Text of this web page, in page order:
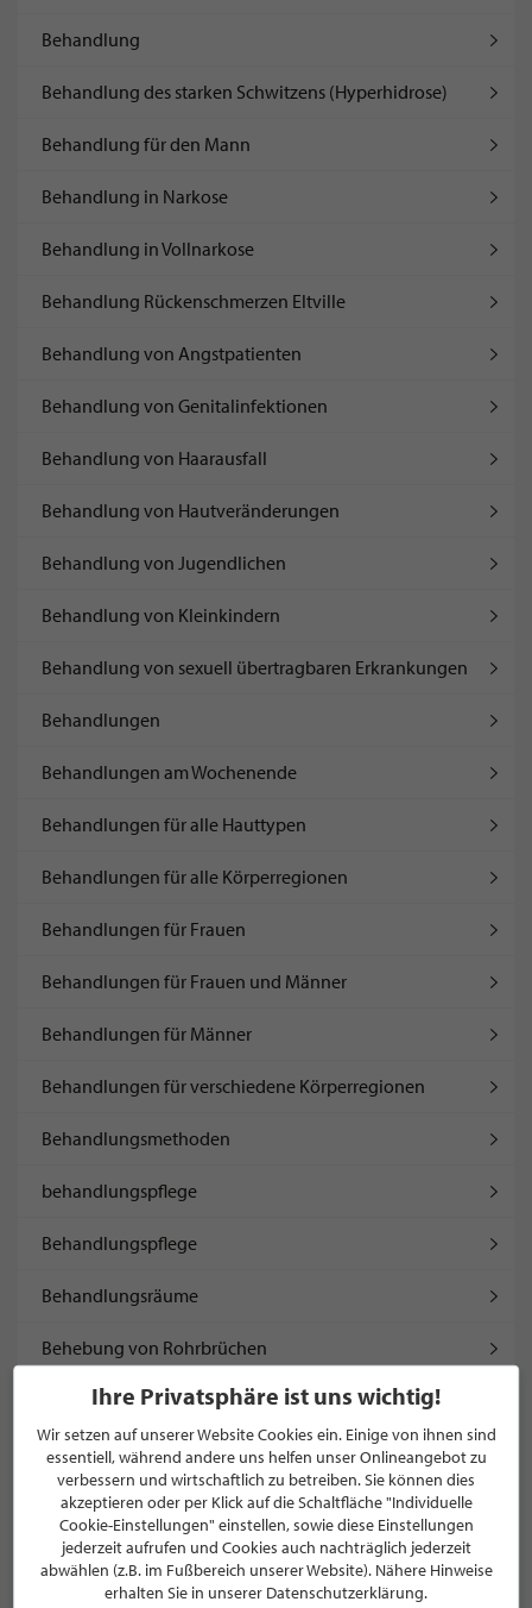
Behandlung
Behandlung des starken Schwitzens (Hyperhidrose)
Behandlung für den Mann
Behandlung in Narkose
Behandlung in Vollnarkose
Behandlung Rückenschmerzen Eltville
Behandlung von Angstpatienten
Behandlung von Genitalinfektionen
Behandlung von Haarausfall
Behandlung von Hautveränderungen
Behandlung von Jugendlichen
Behandlung von Kleinkindern
Behandlung von sexuell übertragbaren Erkrankungen
Behandlungen
Behandlungen am Wochenende
Behandlungen für alle Hauttypen
Behandlungen für alle Körperregionen
Behandlungen für Frauen
Behandlungen für Frauen und Männer
Behandlungen für Männer
Behandlungen für verschiedene Körperregionen
Behandlungsmethoden
behandlungspflege
Behandlungspflege
Behandlungsräume
Behebung von Rohrbrüchen
beheizte Seehäuser
beheizter Pool
Behindertengerecht
Behördengänge
Ihre Privatsphäre ist uns wichtig!
Wir setzen auf unserer Website Cookies ein. Einige von ihnen sind
essentiell, während andere uns helfen unser Onlineangebot zu
verbessern und wirtschaftlich zu betreiben. Sie können dies
akzeptieren oder per Klick auf die Schaltfläche "Individuelle
Cookie-Einstellungen" einstellen, sowie diese Einstellungen
jederzeit aufrufen und Cookies auch nachträglich jederzeit
abwählen (z.B. im Fußbereich unserer Website). Nähere Hinweise
erhalten Sie in unserer Datenschutzerklärung.